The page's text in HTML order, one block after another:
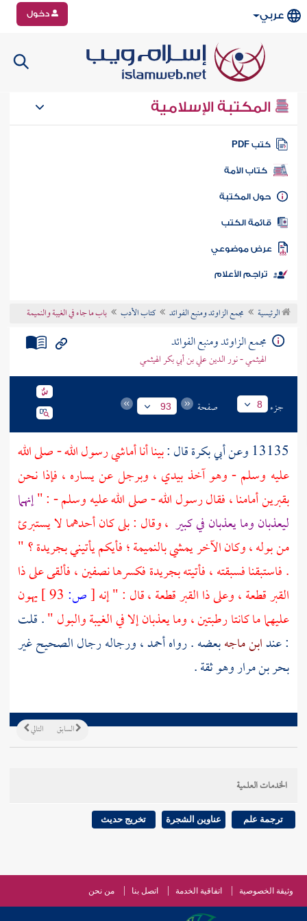
عربي دخول
المكتبة الإسلامية
كتب PDF
كتاب الأمة
المكتبة
الكتب
موضوعي
تراجم الأعلام
الرئيسية مجمع الزاوئد ومنبع الفوائد كتاب الأدب باب ما جاء في الغيبة والنميمة
مجمع الزاوئد ومنبع الفوائد
الهيثمي - نور الدين علي بن أبي بكر الهيثمي
جزء 8 صفحة 93
13135 وعن أبي بكرةقال :بينا أنا أماشي رسول الله - صلى الله
عليه وسلم - وهو آخذ بيدي ، وبرجل عن يساره ، فإذا نحن
بقبرين أمامنا ، فقال رسول الله - صلى الله عليه وسلم - : "إنهما
ليعذبان وما يعذبان في كبير ، وقال : بلى كان أحدهما لا يستبرئ
من بوله ، وكان الآخر يمشي بالنميمة ؛ فأيكم يأتيني بجريدة ؟ "
. فاستبقنا فسبقته ، فأتيته بجريدة فكسرها نصفين ، فألقى على ذا
القبر قطعة ، وعلى ذا القبر قطعة ، قال : " إنه[ص:
يهون
عليهما ما كانتا رطبتين ، وما يعذبان إلا في الغيبة والبول ". قلت
: عندابن ماجهبعضه . رواهأحمد، ورجاله رجال الصحيح غير
بحر بن مراروهو ثقة .
التالي السابق
الخدمات العلمية
ترجمة علم عناوين الشجرة تخريج حديث
وثيقة الخصوصية اتفاقية الخدمة اتصل بنا من نحن